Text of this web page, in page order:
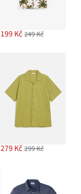
199 Kč 249 Kč
279 Kč 299 Kč